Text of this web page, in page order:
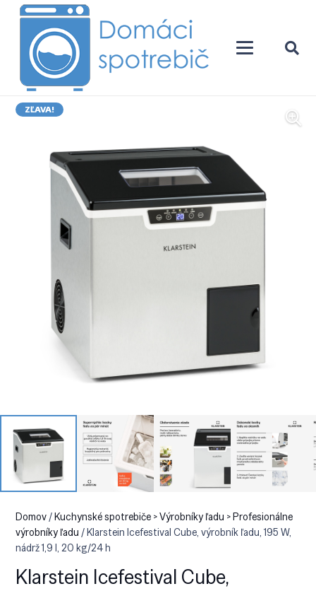
ZĽAVA!
Domov/Kuchynské spotrebiče > Výrobníky ľadu > Profesionálne
výrobníky ľadu / Klarstein Icefestival Cube, výrobník ľadu, 195 W,
nádrž 1,9 l, 20 kg/24 h
Klarstein Icefestival Cube,